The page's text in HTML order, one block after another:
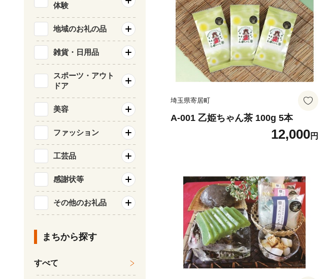
埼玉県寄居町
A-001 乙姫ちゃん茶 100g 5本
12,000円
体験
地域のお礼の品
雑貨・日用品
スポーツ・アウト
ドア
美容
ファッション
工芸品
感謝状等
その他のお礼品
まちから探す
すべて